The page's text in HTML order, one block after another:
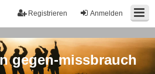
Anmelden
Registrieren
gegen-missbrauch